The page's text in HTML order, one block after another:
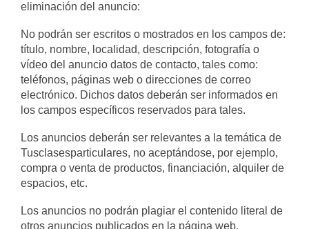
eliminación del anuncio:
No podrán ser escritos o mostrados en los campos de:
título, nombre, localidad, descripción, fotografía o
vídeo del anuncio datos de contacto, tales como:
teléfonos, páginas web o direcciones de correo
electrónico. Dichos datos deberán ser informados en
los campos específicos reservados para tales.
Los anuncios deberán ser relevantes a la temática de
Tusclasesparticulares, no aceptándose, por ejemplo,
compra o venta de productos, financiación, alquiler de
espacios, etc.
Los anuncios no podrán plagiar el contenido literal de
otros anuncios publicados en la página web.